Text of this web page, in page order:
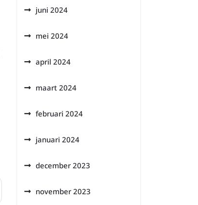
juni 2024
mei 2024
april 2024
maart 2024
februari 2024
januari 2024
december 2023
november 2023